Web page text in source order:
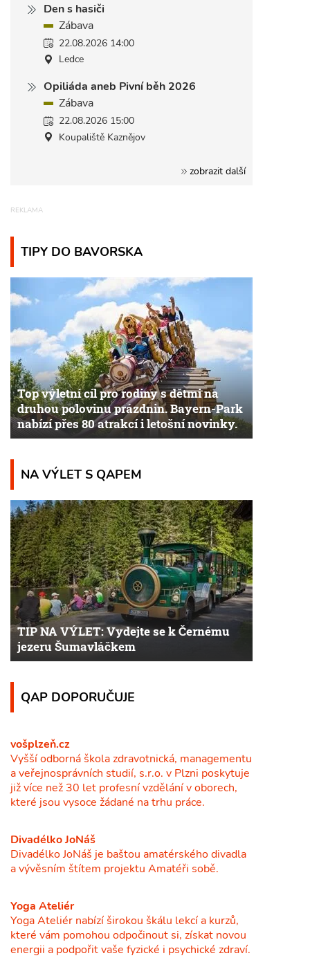
Den s hasiči
Zábava
22.08.2026 14:00
Ledce
Opiliáda aneb Pivní běh 2026
Zábava
22.08.2026 15:00
Koupaliště Kaznějov
zobrazit další
TIPY DO BAVORSKA
Top výletní cíl pro rodiny s dětmi na
druhou polovinu prázdnin. Bayern-Park
nabízí přes 80 atrakcí i letošní novinky.
NA VÝLET S QAPEM
TIP NA VÝLET: Vydejte se k Černému
jezeru Šumavláčkem
QAP DOPORUČUJE
vošplzeň.cz
Vyšší odborná škola zdravotnická, managementu
a veřejnosprávních studií, s.r.o. v Plzni poskytuje
již více než 30 let profesní vzdělání v oborech,
které jsou vysoce žádané na trhu práce.
Divadélko JoNáš
Divadélko JoNáš je baštou amatérského divadla
a vývěsním štítem projektu Amatéři sobě.
Yoga Ateliér
Yoga Ateliér nabízí širokou škálu lekcí a kurzů,
které vám pomohou odpočinout si, získat novou
energii a podpořit vaše fyzické i psychické zdraví.